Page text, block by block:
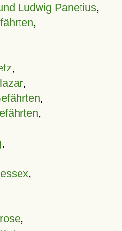
Ludwig Panetius,
,
,
,
,
,
,
,
,